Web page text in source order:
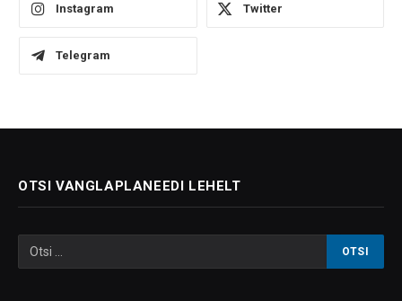
Instagram Twitter
Telegram
OTSI VANGLAPLANEEDI LEHELT